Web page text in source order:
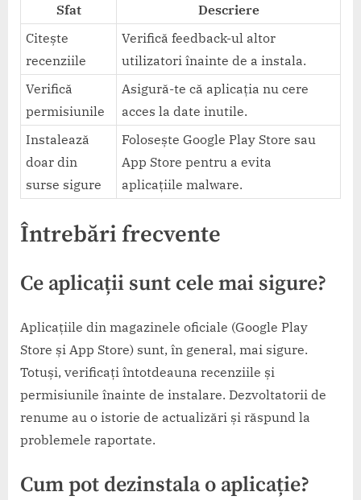
Sfat
Descriere
Citește
recenziile
Verifică feedback-ul altor
utilizatori înainte de a instala.
Verifică
permisiunile
Asigură-te că aplicația nu cere
acces la date inutile.
Instalează
doar din
surse sigure
Folosește Google Play Store sau
App Store pentru a evita
aplicațiile malware.
Întrebări frecvente
Ce aplicații sunt cele mai sigure?
Aplicațiile din magazinele oficiale (Google Play
Store și App Store) sunt, în general, mai sigure.
Totuși, verificați întotdeauna recenziile și
permisiunile înainte de instalare. Dezvoltatorii de
renume au o istorie de actualizări și răspund la
problemele raportate.
Cum pot dezinstala o aplicație?